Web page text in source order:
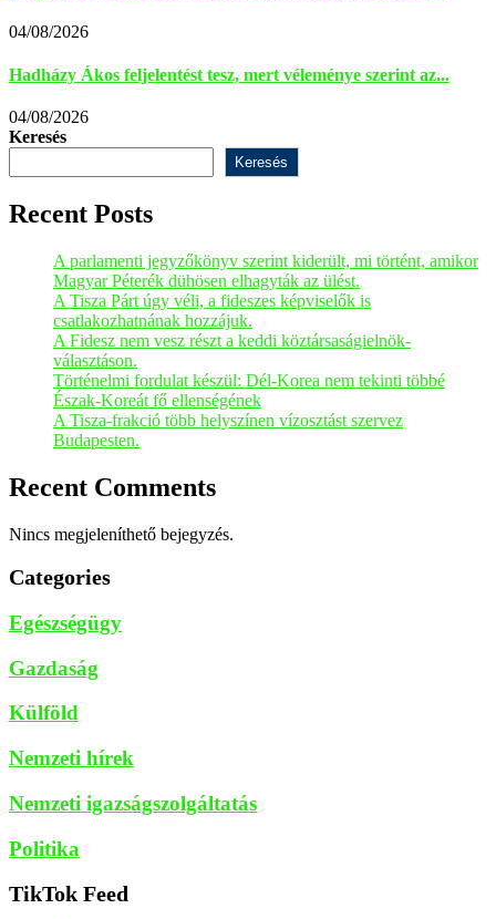
04/08/2026
Hadházy Ákos feljelentést tesz, mert véleménye szerint az...
04/08/2026
Keresés
Keresés
Recent Posts
A parlamenti jegyzőkönyv szerint kiderült, mi történt, amikor
Magyar Péterék dühösen elhagyták az ülést.
A Tisza Párt úgy véli, a fideszes képviselők is
csatlakozhatnának hozzájuk.
A Fidesz nem vesz részt a keddi köztársaságielnök-
választáson.
Történelmi fordulat készül: Dél-Korea nem tekinti többé
Észak-Koreát fő ellenségének
A Tisza-frakció több helyszínen vízosztást szervez
Budapesten.
Recent Comments
Nincs megjeleníthető bejegyzés.
Categories
Egészségügy
Gazdaság
Külföld
Nemzeti hírek
Nemzeti igazságszolgáltatás
Politika
TikTok Feed